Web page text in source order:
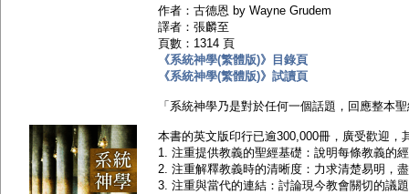
作者：古德恩 by Wayne Grudem
譯者：張麟至
頁數：1314 頁
《系統神學(繁體版)》目錄頁
《系統神學(繁體版)》試讀頁
「系統神學乃是對於任何一個話題，回應整本
本書的英文版印行已逾300,000冊，廣受歡迎，
1. 注重提供教義的聖經基礎：說明每條教義的
2. 注重解釋教義時的清晰度：力求清楚易明，
3. 注重與當代的連結：討論現今教會關切的議